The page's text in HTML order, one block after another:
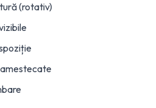
(rotativ)